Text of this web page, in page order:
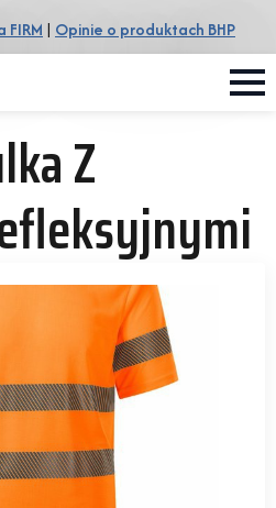
FIRM | Opinie o produktach BHP
Z